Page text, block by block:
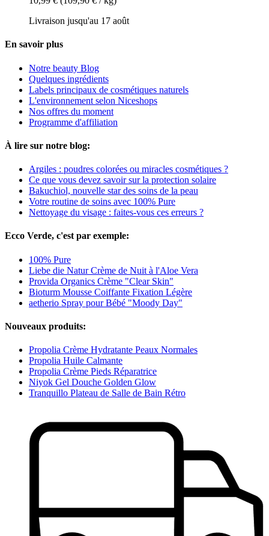
Livraison jusqu'au 17 août
En savoir plus
Notre beauty Blog
Quelques ingrédients
Labels principaux de cosmétiques naturels
L'environnement selon Niceshops
Nos offres du moment
Programme d'affiliation
À lire sur notre blog:
Argiles : poudres colorées ou miracles cosmétiques ?
Ce que vous devez savoir sur la protection solaire
Bakuchiol, nouvelle star des soins de la peau
Votre routine de soins avec 100% Pure
Nettoyage du visage : faites-vous ces erreurs ?
Ecco Verde, c'est par exemple:
100% Pure
Liebe die Natur Crème de Nuit à l'Aloe Vera
Provida Organics Crème "Clear Skin"
Bioturm Mousse Coiffante Fixation Légère
aetherio Spray pour Bébé "Moody Day"
Nouveaux produits:
Propolia Crème Hydratante Peaux Normales
Propolia Huile Calmante
Propolia Crème Pieds Réparatrice
Niyok Gel Douche Golden Glow
Tranquillo Plateau de Salle de Bain Rétro